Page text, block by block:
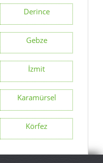
Derince
Gebze
İzmit
Karamürsel
Körfez